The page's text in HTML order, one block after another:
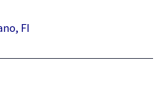
FI